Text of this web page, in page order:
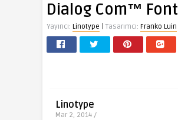
Dialog Com™ Font
Yayıncı: Linotype |Tasarımcı: Franko Luin
Linotype
Mar 2, 2014 /